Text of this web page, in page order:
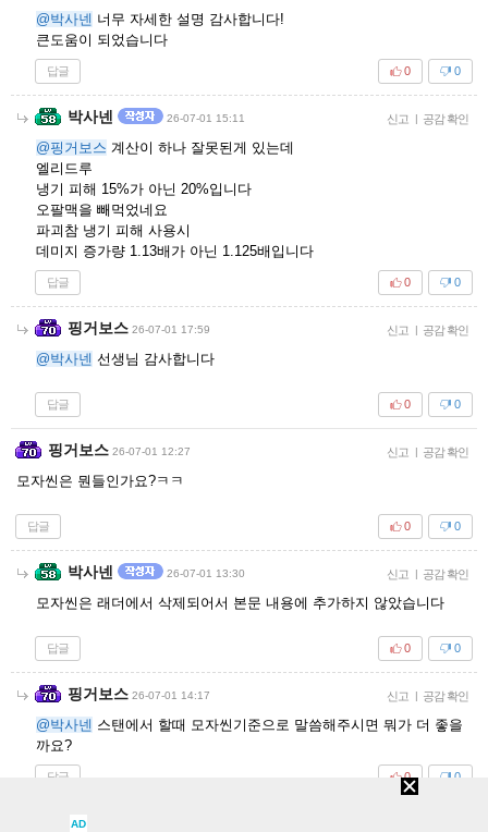
@박사넨 너무 자세한 설명 감사합니다!
큰도움이 되었습니다
답글 0
0
박사넨 26-07-01 15:11 신고 | 공감 확인
@핑거보스 계산이 하나 잘못된게 있는데
엘리드루
냉기 피해 15%가 아닌 20%입니다
오팔맥을 빼먹었네요
파괴참 냉기 피해 사용시
데미지 증가량 1.13배가 아닌 1.125배입니다
답글 0
0
핑거보스 26-07-01 17:59 신고 | 공감 확인
@박사넨 선생님 감사합니다
답글 0
0
핑거보스 26-07-01 12:27 신고 | 공감 확인
모자씬은 뭔들인가요?ㅋㅋ
답글 0
0
박사넨 26-07-01 13:30 신고 | 공감 확인
모자씬은 래더에서 삭제되어서 본문 내용에 추가하지 않았습니다
답글 0
0
핑거보스 26-07-01 14:17 신고 | 공감 확인
@박사넨 스탠에서 할때 모자씬기준으로 말씀해주시면 뭐가 더 좋을
까요?
답글 0
0
박사넨
AD